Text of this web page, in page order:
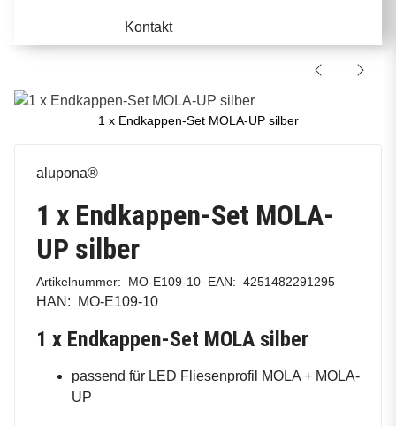
Kontakt
alupona®
1 x Endkappen-Set MOLA-
UP silber
Artikelnummer: MO-E109-10 EAN: 4251482291295
HAN: MO-E109-10
1 x Endkappen-Set MOLA silber
passend für LED Fliesenprofil MOLA + MOLA-
UP
1 x Endkappen-Set MOLA-UP silber